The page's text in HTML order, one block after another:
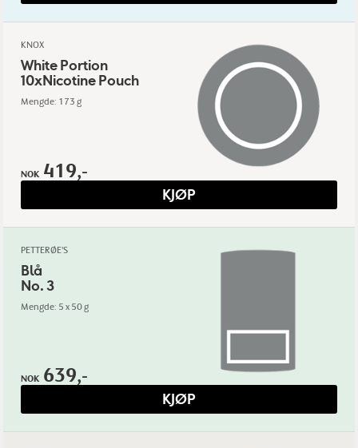
KNOX
White Portion
10xNicotine Pouch
Mengde: 173 g
NOK 419,-
KJØP
PETTERØE'S
Blå
No. 3
Mengde: 5 x 50 g
NOK 639,-
KJØP